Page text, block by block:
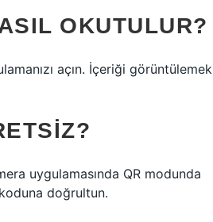
OKUTULUR?
açın. İçeriği görüntülemek
uygulamasında QR modunda
doğrultun.